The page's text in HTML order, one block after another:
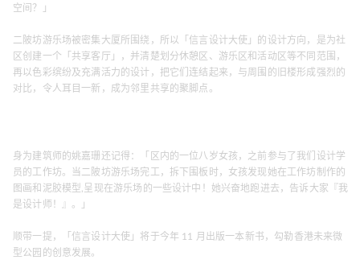
空间？」
二陂坊游乐场被密集大厦所围绕，所以「信言设计大使」的设计方向，是为社
区创建一个「共享客厅」，并清楚划分休憩区、游乐区和活动区等不同范围，
再以色彩缤纷及充满活力的设计，把它们连结起来，与周围的旧楼形成强烈的
对比，令人耳目一新，成为邻里共享的聚脚点。
身为建筑师的姚嘉珊还记得：「区内的一位八岁女孩，之前参与了我们设计学
员的工作坊。当二陂坊游乐场完工，拆下围板时，女孩发现她在工作坊制作的
图画和泥胶模型,呈现在游乐场的一些设计中！她兴奋地跑进去，告诉大家『我
是设计师！』。」
顺带一提，「信言设计大使」将于今年 11 月出版一本新书，勾勒香港未来微
型公园的创意发展。